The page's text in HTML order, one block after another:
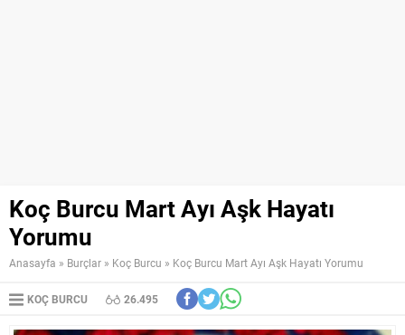
Koç Burcu Mart Ayı Aşk Hayatı
Yorumu
Anasayfa » Burçlar » Koç Burcu » Koç Burcu Mart Ayı Aşk Hayatı Yorumu
KOÇ BURCU 26.495